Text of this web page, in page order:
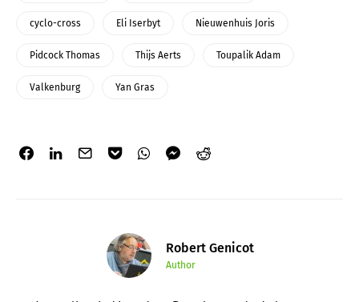
cyclo-cross Eli Iserbyt Nieuwenhuis Joris
Pidcock Thomas Thijs Aerts Toupalik Adam
Valkenburg Yan Gras
Robert Genicot
Author